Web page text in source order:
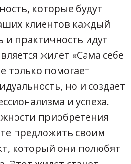
которые будут
клиентов каждый
и практичность идут
жилет «Сама себе
только помогает
но и создает
и успеха.
приобретения
предложить своим
который они полюбят